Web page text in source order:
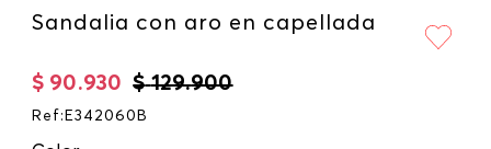
Sandalia con aro en capellada
$ 129.900
$ 90.930
Ref : E342060B